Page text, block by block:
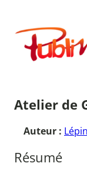
contenu
Publimath
Atelier de
Auteur :
Résumé